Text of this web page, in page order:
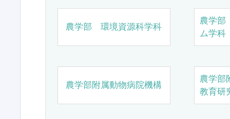
農学部 環境資源科学科
農学
ム学科
農学部附属動物病院機構
農学部
教育研